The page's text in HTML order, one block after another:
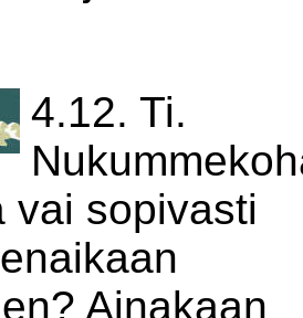
4.12. Ti.
vai sopivasti
Ainakaan